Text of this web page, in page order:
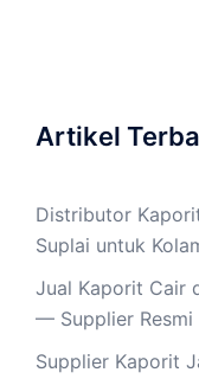
Artikel
Distributor
Suplai untuk
Jual Kaporit Cair
— Supplier Resmi
Supplier Kaporit